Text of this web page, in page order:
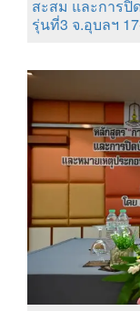
สะสม และการ
รุ่นที่3 จ.อุบลฯ